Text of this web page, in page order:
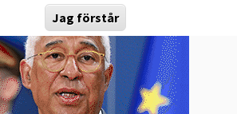
Jag förstår